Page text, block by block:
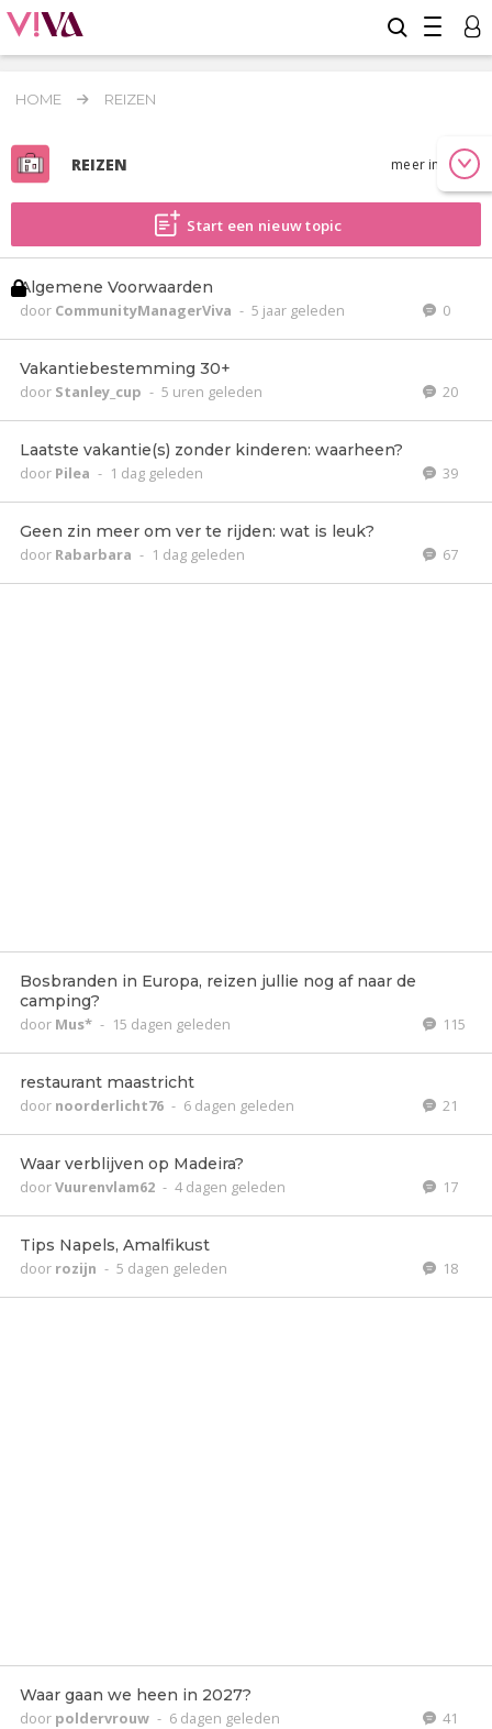
HOME REIZEN
REIZEN meer info
Start een nieuw topic
Algemene Voorwaarden
door CommunityManagerViva - 5 jaar geleden 0
Vakantiebestemming 30+
door Stanley_cup - 5 uren geleden 20
Laatste vakantie(s) zonder kinderen: waarheen?
door Pilea - 1 dag geleden 39
Geen zin meer om ver te rijden: wat is leuk?
door Rabarbara - 1 dag geleden 67
Bosbranden in Europa, reizen jullie nog af naar de
camping?
door Mus* - 15 dagen geleden 115
restaurant maastricht
door noorderlicht76 - 6 dagen geleden 21
Waar verblijven op Madeira?
doorVuurenvlam62 - 4 dagen geleden 17
Tips Napels, Amalfikust
door rozijn - 5 dagen geleden 18
Waar gaan we heen in 2027?
door poldervrouw - 6 dagen geleden 41